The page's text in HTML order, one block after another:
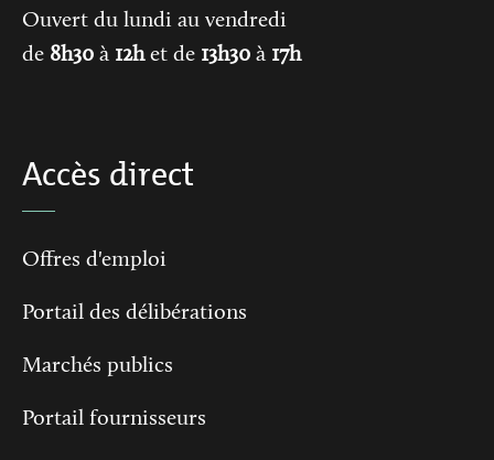
Ouvert du lundi au vendredi
de 8h30 à 12het de 13h30 à 17h
Accès direct
Offres d'emploi
Portail des délibérations
Marchés publics
Portail fournisseurs